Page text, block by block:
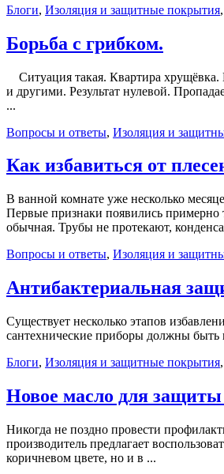
Блоги, Изоляция и защитные покрытия,
Борьба с грибком.
Ситуация такая. Квартира хрущёвка.
и другими. Результат нулевой.
...
Вопросы и ответы, Изоляция и
Как избавиться от
В ванной комнате уже несколько
Первые признаки появились примерно
обычная. Трубы не протекают,
Вопросы и ответы, Изоляция и
Антибактериальная
Существует несколько этапов
сантехнические приборы должны
Блоги, Изоляция и защитные покрытия,
Новое масло для
Никогда не поздно провести
производитель предлагает
коричневом цвете, но и в ...